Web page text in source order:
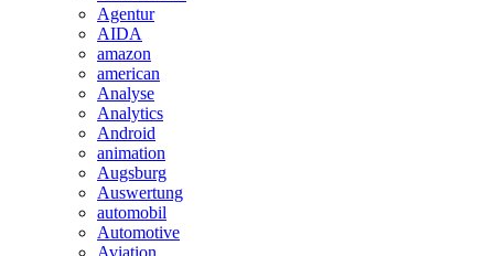
Agentur
AIDA
amazon
american
Analyse
Analytics
Android
animation
Augsburg
Auswertung
automobil
Automotive
Aviation